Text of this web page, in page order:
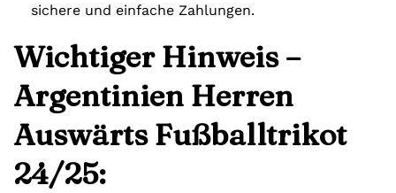
sichere und einfache Zahlungen.
Wichtiger Hinweis –
Argentinien Herren
Auswärts Fußballtrikot
24/25: